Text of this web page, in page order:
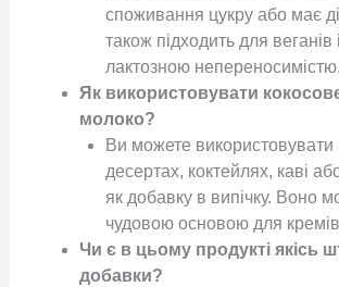
споживання цукру або має
також підходить для веганів
лактозною непереносимістю.
Як використовувати
молоко?
Ви можете використовувати
десертах, коктейлях, каві
як добавку в випічку. Воно
чудовою основою для кремів
Чи є в цьому продукті якісь
добавки?